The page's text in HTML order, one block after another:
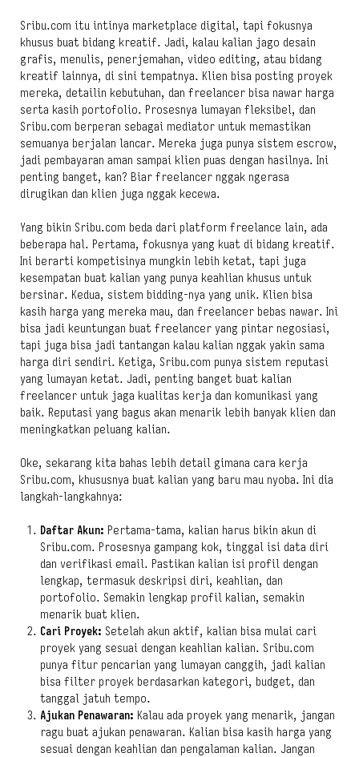
Sribu.com itu intinya marketplace digital, tapi fokusnya
khusus buat bidang kreatif. Jadi, kalau kalian jago desain
grafis, menulis, penerjemahan, video editing, atau bidang
kreatif lainnya, di sini tempatnya. Klien bisa posting proyek
mereka, detailin kebutuhan, dan freelancer bisa nawar harga
serta kasih portofolio. Prosesnya lumayan fleksibel, dan
Sribu.com berperan sebagai mediator untuk memastikan
semuanya berjalan lancar. Mereka juga punya sistem escrow,
jadi pembayaran aman sampai klien puas dengan hasilnya. Ini
penting banget, kan? Biar freelancer nggak ngerasa
dirugikan dan klien juga nggak kecewa.
Yang bikin Sribu.com beda dari platform freelance lain, ada
beberapa hal. Pertama, fokusnya yang kuat di bidang kreatif.
Ini berarti kompetisinya mungkin lebih ketat, tapi juga
kesempatan buat kalian yang punya keahlian khusus untuk
bersinar. Kedua, sistem bidding-nya yang unik. Klien bisa
kasih harga yang mereka mau, dan freelancer bebas nawar. Ini
bisa jadi keuntungan buat freelancer yang pintar negosiasi,
tapi juga bisa jadi tantangan kalau kalian nggak yakin sama
harga diri sendiri. Ketiga, Sribu.com punya sistem reputasi
yang lumayan ketat. Jadi, penting banget buat kalian
freelancer untuk jaga kualitas kerja dan komunikasi yang
baik. Reputasi yang bagus akan menarik lebih banyak klien dan
meningkatkan peluang kalian.
Oke, sekarang kita bahas lebih detail gimana cara kerja
Sribu.com, khususnya buat kalian yang baru mau nyoba. Ini dia
langkah-langkahnya:
Daftar Akun: Pertama-tama, kalian harus bikin akun di
Sribu.com. Prosesnya gampang kok, tinggal isi data diri
dan verifikasi email. Pastikan kalian isi profil dengan
lengkap, termasuk deskripsi diri, keahlian, dan
portofolio. Semakin lengkap profil kalian, semakin
menarik buat klien.
Cari Proyek: Setelah akun aktif, kalian bisa mulai cari
proyek yang sesuai dengan keahlian kalian. Sribu.com
punya fitur pencarian yang lumayan canggih, jadi kalian
bisa filter proyek berdasarkan kategori, budget, dan
tanggal jatuh tempo.
Ajukan Penawaran: Kalau ada proyek yang menarik, jangan
ragu buat ajukan penawaran. Kalian bisa kasih harga yang
sesuai dengan keahlian dan pengalaman kalian. Jangan